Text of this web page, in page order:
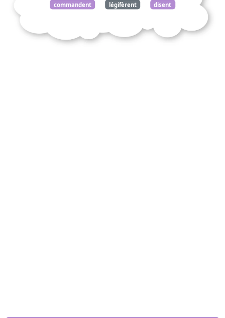
commandent légifèrent disent
commentez citation